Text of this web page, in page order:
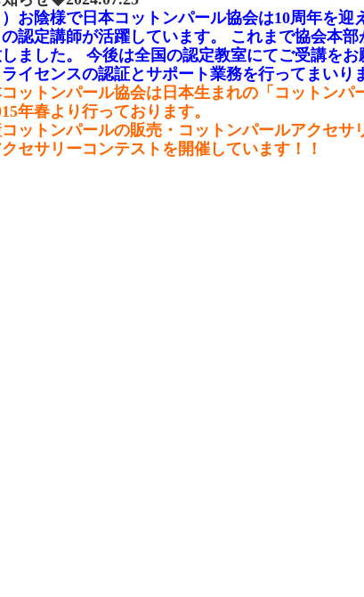
）お陰様で日本コットンパール協会は10周年を
認定講師が活躍しています。 これまで協会本
ました。 今後は全国の認定教室にてご受講を
イセンスの認証とサポート業務を行ってまいり
コットンパール協会は日本生まれの「コットン
年春より行っております。
コットンパールの販売・コットンパールアクセ
セサリーコンテストを開催しています！！